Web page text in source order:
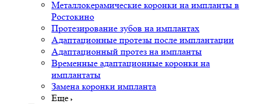
Металлокерамические коронки на импланты в
Ростокино
Протезирование зубов на имплантах
Адаптационные протезы после имплантации
Адаптационный протез на импланты
Временные адаптационные коронки на
имплантаты
Замена коронки импланта
Еще